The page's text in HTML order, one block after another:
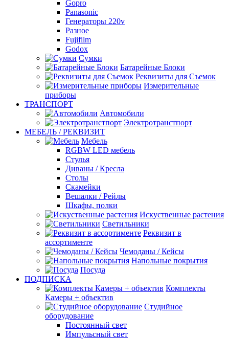
Gopro
Panasonic
Генераторы 220v
Разное
Fujifilm
Godox
Сумки
Батарейные Блоки
Реквизиты для Съемок
Измерительные
приборы
ТРАНСПОРТ
Автомобили
Электротранстпорт
МЕБЕЛЬ / РЕКВИЗИТ
Мебель
RGBW LED мебель
Стулья
Диваны / Кресла
Столы
Скамейки
Вешалки / Рейлы
Шкафы, полки
Искуственные растения
Светильники
Реквизит в
ассортименте
Чемоданы / Кейсы
Напольные покрытия
Посуда
ПОДПИСКА
Комплекты
Камеры + объектив
Студийное
оборудование
Постоянный свет
Импульсный свет